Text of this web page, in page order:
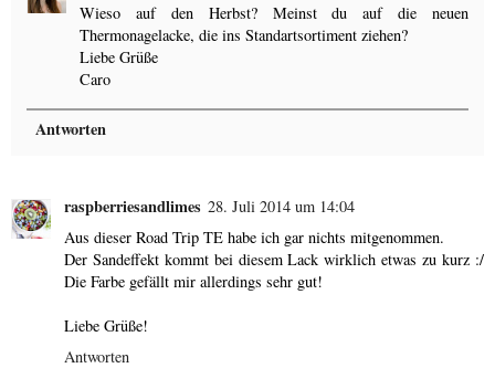
Wieso auf den Herbst? Meinst du auf die neuen
Thermonagelacke, die ins Standartsortiment ziehen?
Liebe Grüße
Caro
Antworten
raspberriesandlimes 28. Juli 2014 um 14:04
Aus dieser Road Trip TE habe ich gar nichts mitgenommen.
Der Sandeffekt kommt bei diesem Lack wirklich etwas zu kurz :/
Die Farbe gefällt mir allerdings sehr gut!
Liebe Grüße!
Antworten